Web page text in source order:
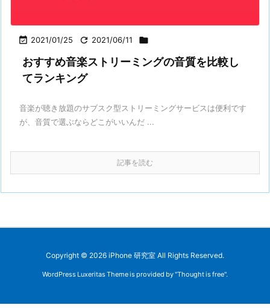
 2021/01/25  2021/06/11 
おすすめ音楽ストリーミングの音質を比較し
てランキング
音楽が聴き放題のサブスク型ストリーミングサービスは便利です
が、音質で選ぶならどこがいいんだ ...
記事を読む
Copyright © 2026 iPhone 研究室 All Rights Reserved.
WordPress Luxeritas Theme is provided by "Thought is free".